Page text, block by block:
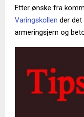
Etter ønske fra
Varingskollen der det
armeringsjern og